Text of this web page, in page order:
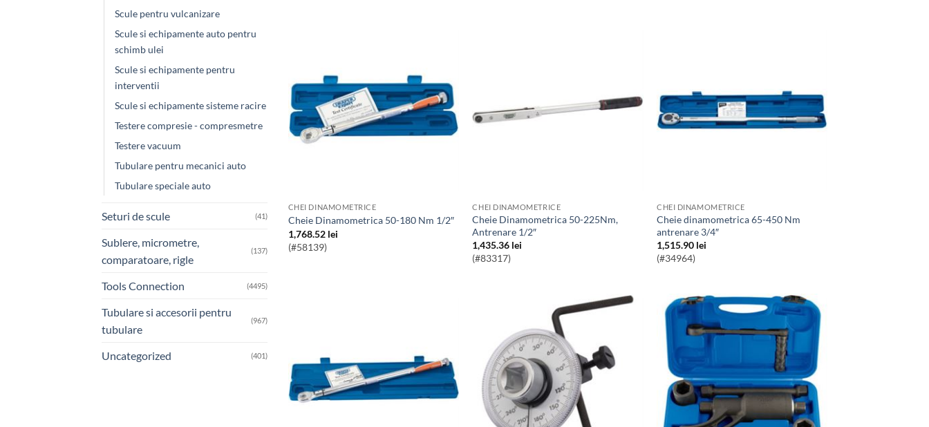
Scule pentru vulcanizare
Scule si echipamente auto pentru
schimb ulei
Scule si echipamente pentru
interventii
Scule si echipamente sisteme racire
Testere compresie - compresmetre
Testere vacuum
Tubulare pentru mecanici auto
Tubulare speciale auto
Seturi de scule (41)
Sublere, micrometre,
comparatoare, rigle
(137)
Tools Connection (4495)
Tubulare si accesorii pentru
tubulare
(967)
Uncategorized (401)
CHEI DINAMOMETRICE
Cheie Dinamometrica 50-180 Nm 1/2″
1,768.52 lei
(#58139)
CHEI DINAMOMETRICE
Cheie Dinamometrica 50-225Nm,
Antrenare 1/2″
1,435.36 lei
(#83317)
CHEI DINAMOMETRICE
Cheie dinamometrica 65-450 Nm
antrenare 3/4″
1,515.90 lei
(#34964)